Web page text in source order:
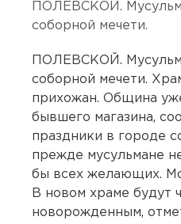
ПОЛЕВСКОЙ.
соборной мечети.
ПОЛЕВСКОЙ.
соборной мечети.
прихожан. Община
бывшего магазина,
праздники в городе
прежде мусульмане
бы всех желающих.
В новом храме будут
новорожденным,